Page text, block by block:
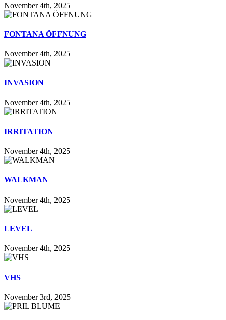
November 4th, 2025
FONTANA ÖFFNUNG
November 4th, 2025
INVASION
November 4th, 2025
IRRITATION
November 4th, 2025
WALKMAN
November 4th, 2025
LEVEL
November 4th, 2025
VHS
November 3rd, 2025